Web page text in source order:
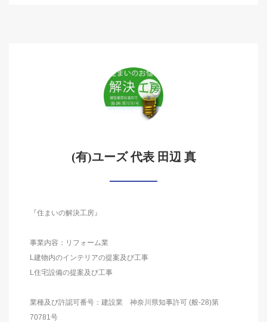
(有)ユーズ 代表 田辺 真
『住まいの解決工房』
事業内容：リフォーム業
L建物内のインテリアの提案及び工事
L住宅設備の提案及び工事
業種及び許認可番号：建設業 神奈川県知事許可 (般-28)第
70781号